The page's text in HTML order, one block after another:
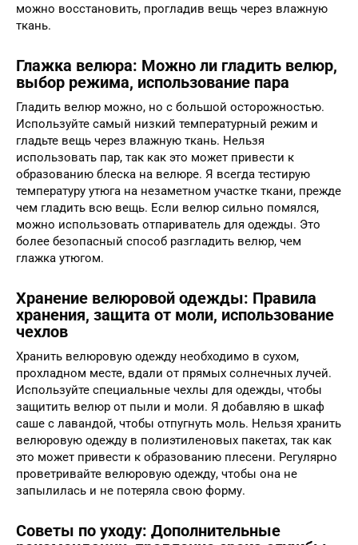
можно восстановить, прогладив вещь через влажную
ткань.
Глажка велюра: Можно ли гладить велюр,
выбор режима, использование пара
Гладить велюр можно, но с большой осторожностью.
Используйте самый низкий температурный режим и
гладьте вещь через влажную ткань. Нельзя
использовать пар, так как это может привести к
образованию блеска на велюре. Я всегда тестирую
температуру утюга на незаметном участке ткани, прежде
чем гладить всю вещь. Если велюр сильно помялся,
можно использовать отпариватель для одежды. Это
более безопасный способ разгладить велюр, чем
глажка утюгом.
Хранение велюровой одежды: Правила
хранения, защита от моли, использование
чехлов
Хранить велюровую одежду необходимо в сухом,
прохладном месте, вдали от прямых солнечных лучей.
Используйте специальные чехлы для одежды, чтобы
защитить велюр от пыли и моли. Я добавляю в шкаф
саше с лавандой, чтобы отпугнуть моль. Нельзя хранить
велюровую одежду в полиэтиленовых пакетах, так как
это может привести к образованию плесени. Регулярно
проветривайте велюровую одежду, чтобы она не
запылилась и не потеряла свою форму.
Советы по уходу: Дополнительные